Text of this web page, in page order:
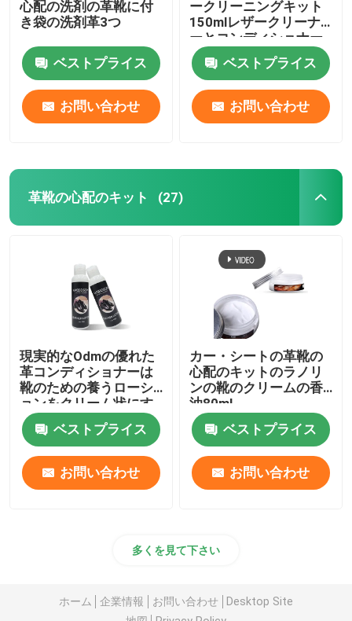
心配の洗剤の革靴に付
き袋の洗剤革3つ
ベストプライス
お問い合わせ
ークリーニングキット
150mlレザークリーナ
ーとコンディショナー
液体
ベストプライス
お問い合わせ
革靴の心配のキット (27)
現実的なOdmの優れた
革コンディショナーは
靴のための養うローシ
ョンをクリーム状にす
る
ベストプライス
お問い合わせ
カー・シートの革靴の
心配のキットのラノリ
ンの靴のクリームの香
油80ml
ベストプライス
お問い合わせ
多くを見て下さい
ホーム 企業情報 お問い合わせ
Desktop Site